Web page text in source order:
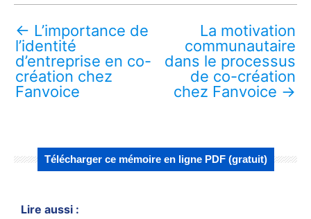
← L’importance de
l’identité
d’entreprise en co-
création chez
Fanvoice
La motivation
communautaire
dans le processus
de co-création
chez Fanvoice →
Télécharger ce mémoire en ligne PDF (gratuit)
Lire aussi :